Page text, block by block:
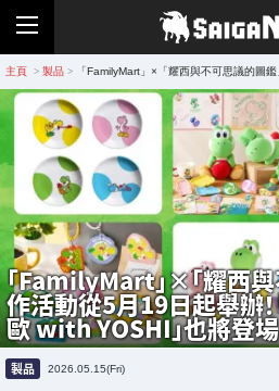
主頁 > 製品 > 「FamilyMart」×「耀西與不可思議的圖
「FamilyMart」×「耀西
作活動從5月19日起舉辦
歐 with YOSHI」也將登場
製品 2026.05.15(Fri)